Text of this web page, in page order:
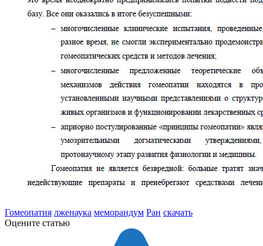
Гомеопатия лженаука меморандум Ран скачать
Оцените статью